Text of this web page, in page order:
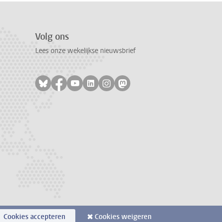
Volg ons
Lees onze wekelijkse nieuwsbrief
Volg ons op bluesky
Volg ons op facebook
Volg ons op youtube
Volg ons op linkedin
Volg ons op instagram
Volg ons op mastodon
Cookies accepteren Cookies weigeren